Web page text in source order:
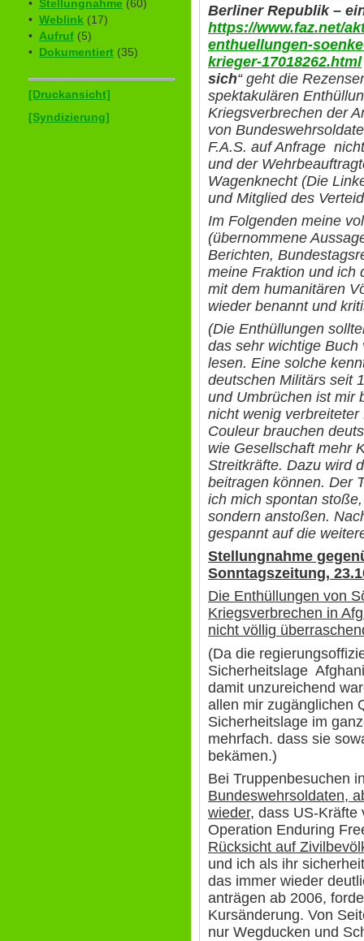
• Stellungnahme (60)
• Weblink (17)
• Aufruf (5)
• Dokumentiert (35)
[Druckansicht]
[Syndizierung]
Berliner Republik –
https://www.faz.net/
enthuellungen-
krieger-17018262.html
sich“ geht die
spektakulären
Kriegsverbrechen der
von
F.A.S. auf Anfrage
und der
Wagenknecht (Die
und Mitglied des
Im Folgenden meine
(übernommene
Berichten,
meine Fraktion und ich
mit dem humanitären
wieder benannt und
(Die Enthüllungen
das sehr wichtige
lesen. Eine solche
deutschen Militärs seit
und Umbrüchen ist mir
nicht wenig
Couleur brauchen
wie Gesellschaft mehr
Streitkräfte. Dazu wird
beitragen können. Der
ich mich spontan
sondern anstoßen.
gespannt auf die
Stellungnahme
Sonntagszeitung,
Die Enthüllungen von
Kriegsverbrechen in
nicht völlig
(Da die
Sicherheitslage
damit unzureichend
allen mir zugänglichen
Sicherheitslage im
mehrfach. dass sie
bekämen.)
Bei Truppenbesuchen
Bundeswehrsoldaten,
wieder, dass US-Kräfte
Operation Enduring
Rücksicht auf
und ich als ihr
das immer wieder
anträgen ab 2006,
Kursänderung. Von
nur Wegducken und